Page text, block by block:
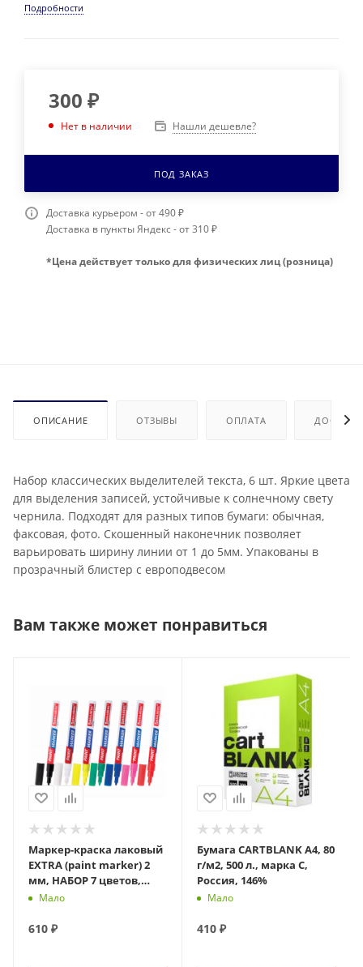
Подробности
300 ₽
Нет в наличии Нашли дешевле?
ПОД ЗАКАЗ
Доставка курьером - от 490 ₽
Доставка в пункты Яндекс - от 310 ₽
*Цена действует только для физических лиц (розница)
ОПИСАНИЕ ОТЗЫВЫ ОПЛАТА
Набор классических выделителей текста, 6 шт. Яркие цвета
для выделения записей, устойчивые к солнечному свету
чернила. Подходят для разных типов бумаги: обычная,
факсовая, фото. Скошенный наконечник позволяет
варьировать ширину линии от 1 до 5мм. Упакованы в
прозрачный блистер с европодвесом
Вам также может понравиться
Маркер-краска лаковый
EXTRA (paint marker) 2
мм, НАБОР 7 цветов,
УСИЛЕННАЯ НИТРО-
Мало
610 ₽
Бумага CARTBLANK А4, 80
г/м2, 500 л., марка С,
Россия, 146%
Мало
410 ₽